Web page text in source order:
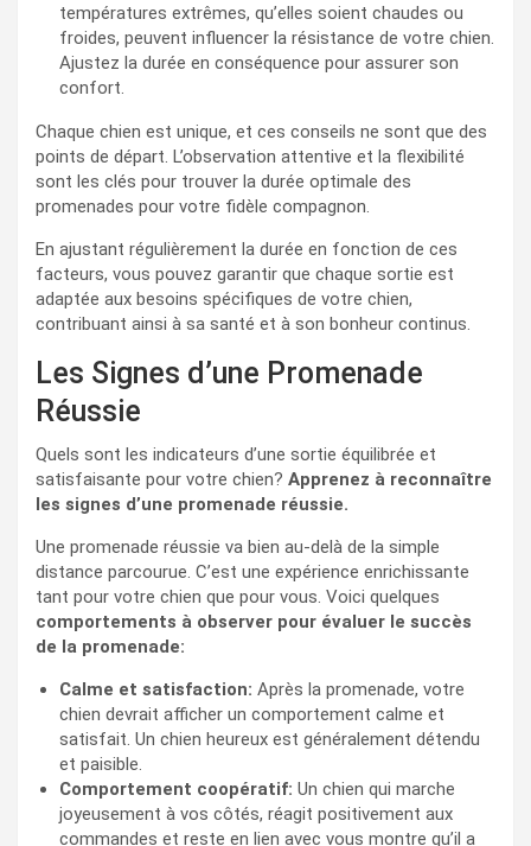
températures extrêmes, qu’elles soient chaudes ou
froides, peuvent influencer la résistance de votre chien.
Ajustez la durée en conséquence pour assurer son
confort.
Chaque chien est unique, et ces conseils ne sont que des
points de départ. L’observation attentive et la flexibilité
sont les clés pour trouver la durée optimale des
promenades pour votre fidèle compagnon.
En ajustant régulièrement la durée en fonction de ces
facteurs, vous pouvez garantir que chaque sortie est
adaptée aux besoins spécifiques de votre chien,
contribuant ainsi à sa santé et à son bonheur continus.
Les Signes d’une Promenade
Réussie
Quels sont les indicateurs d’une sortie équilibrée et
satisfaisante pour votre chien? Apprenez à reconnaître
les signes d’une promenade réussie.
Une promenade réussie va bien au-delà de la simple
distance parcourue. C’est une expérience enrichissante
tant pour votre chien que pour vous. Voici quelques
comportements à observer pour évaluer le succès
de la promenade:
Calme et satisfaction: Après la promenade, votre
chien devrait afficher un comportement calme et
satisfait. Un chien heureux est généralement détendu
et paisible.
Comportement coopératif: Un chien qui marche
joyeusement à vos côtés, réagit positivement aux
commandes et reste en lien avec vous montre qu’il a